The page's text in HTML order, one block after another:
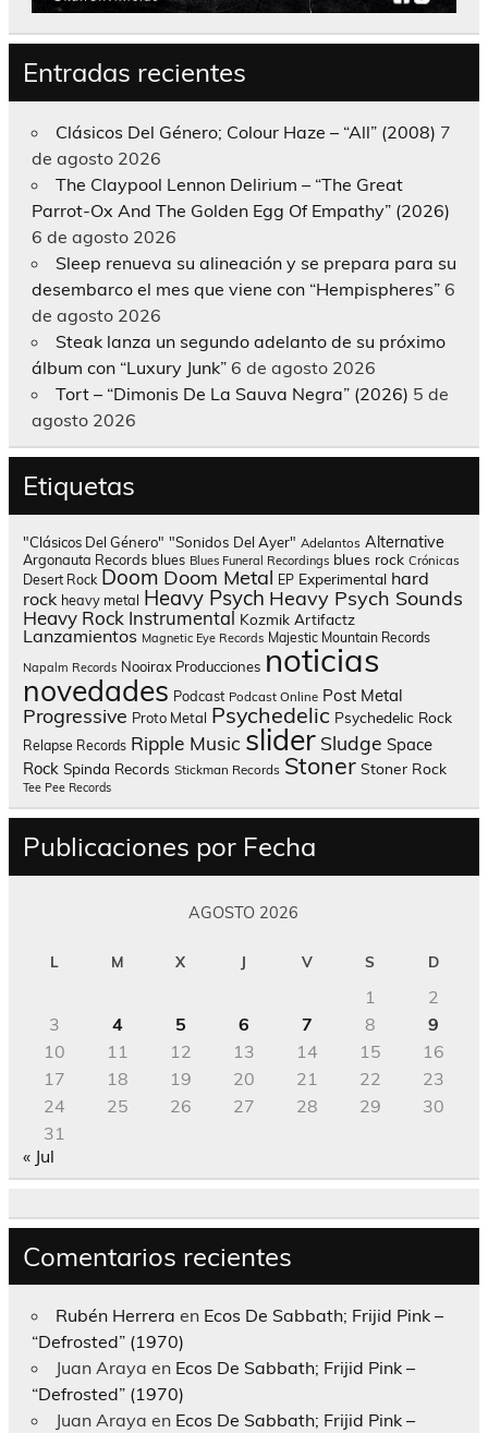
Entradas recientes
Clásicos Del Género; Colour Haze – “All” (2008) 7
de agosto 2026
The Claypool Lennon Delirium – “The Great
Parrot-Ox And The Golden Egg Of Empathy” (2026)
6 de agosto 2026
Sleep renueva su alineación y se prepara para su
desembarco el mes que viene con “Hempispheres” 6
de agosto 2026
Steak lanza un segundo adelanto de su próximo
álbum con “Luxury Junk” 6 de agosto 2026
Tort – “Dimonis De La Sauva Negra” (2026) 5 de
agosto 2026
Etiquetas
"Clásicos Del Género" "Sonidos Del Ayer" Adelantos Alternative
Argonauta Records blues Blues Funeral Recordings blues rock Crónicas
Desert Rock Doom Doom Metal EP Experimental hard
rock heavy metal Heavy Psych Heavy Psych Sounds
Heavy Rock Instrumental Kozmik Artifactz
Lanzamientos Magnetic Eye Records Majestic Mountain Records
Napalm Records Nooirax Producciones noticias
novedades Podcast Podcast Online Post Metal
Progressive Proto Metal Psychedelic Psychedelic Rock
Relapse Records Ripple Music slider Sludge Space
Rock Spinda Records Stickman Records Stoner Stoner Rock
Tee Pee Records
Publicaciones por Fecha
AGOSTO 2026
L M X J V S D
1
2
3
4 5 6 7 8
9
10
11 12 13 14 15
16
17
18 19 20 21 22
23
24
25 26 27 28 29
30
31
« Jul
Comentarios recientes
Rubén Herrera en Ecos De Sabbath; Frijid Pink –
“Defrosted” (1970)
Juan Araya en Ecos De Sabbath; Frijid Pink –
“Defrosted” (1970)
Juan Araya en Ecos De Sabbath; Frijid Pink –